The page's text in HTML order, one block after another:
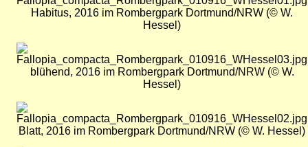
Habitus, 2016 im Rombergpark Dortmund/NRW (© W.
Hessel)
Bild
blühend, 2016 im Rombergpark Dortmund/NRW (© W.
Hessel)
Bild
Blatt, 2016 im Rombergpark Dortmund/NRW (© W. Hessel)